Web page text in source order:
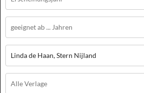
Linda de Haan, Stern Nijland